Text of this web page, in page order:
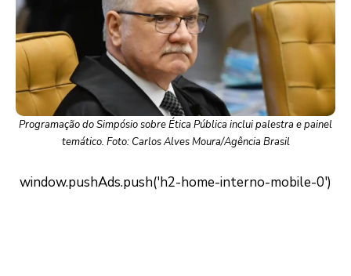
Programação do Simpósio sobre Ética Pública inclui palestra e painel
temático. Foto: Carlos Alves Moura/Agência Brasil